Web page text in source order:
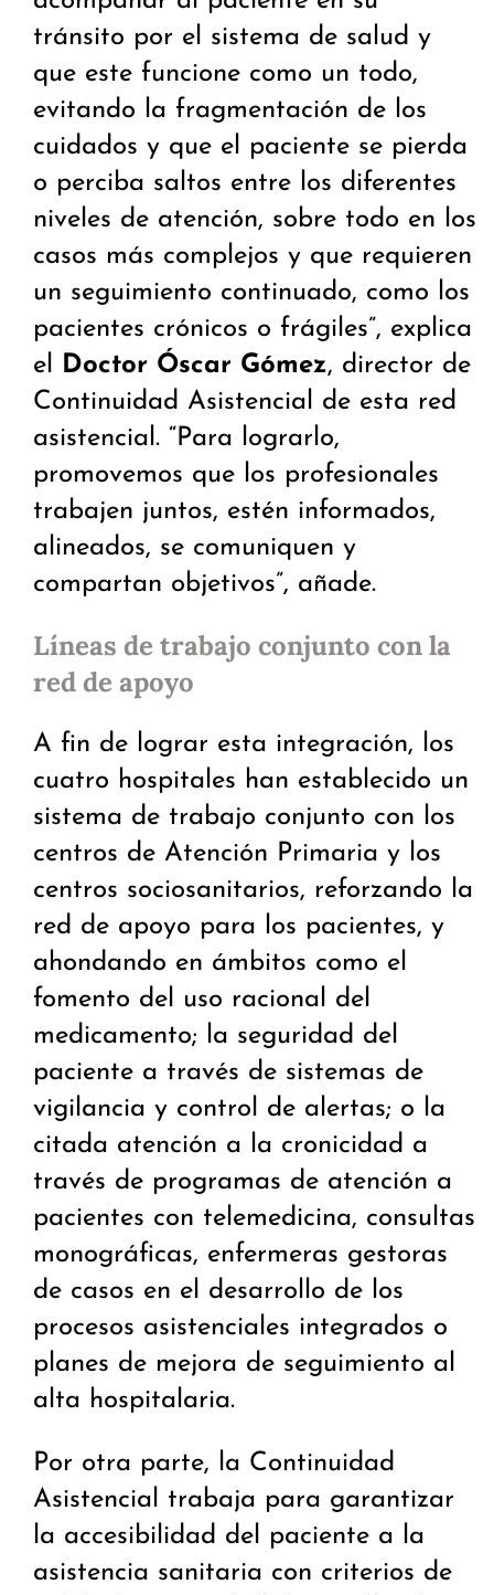
tránsito por el sistema de salud y
que este funcione como un todo,
evitando la fragmentación de los
cuidados y que el paciente se pierda
o perciba saltos entre los diferentes
niveles de atención, sobre todo en los
casos más complejos y que requieren
un seguimiento continuado, como los
pacientes crónicos o frágiles”, explica
el Doctor Óscar Gómez, director de
Continuidad Asistencial de esta red
asistencial. “Para lograrlo,
promovemos que los profesionales
trabajen juntos, estén informados,
alineados, se comuniquen y
compartan objetivos”, añade.
Líneas de trabajo conjunto con la
red de apoyo
A fin de lograr esta integración, los
cuatro hospitales han establecido un
sistema de trabajo conjunto con los
centros de Atención Primaria y los
centros sociosanitarios, reforzando la
red de apoyo para los pacientes, y
ahondando en ámbitos como el
fomento del uso racional del
medicamento; la seguridad del
paciente a través de sistemas de
vigilancia y control de alertas; o la
citada atención a la cronicidad a
través de programas de atención a
pacientes con telemedicina, consultas
monográficas, enfermeras gestoras
de casos en el desarrollo de los
procesos asistenciales integrados o
planes de mejora de seguimiento al
alta hospitalaria.
Por otra parte, la Continuidad
Asistencial trabaja para garantizar
la accesibilidad del paciente a la
asistencia sanitaria con criterios de